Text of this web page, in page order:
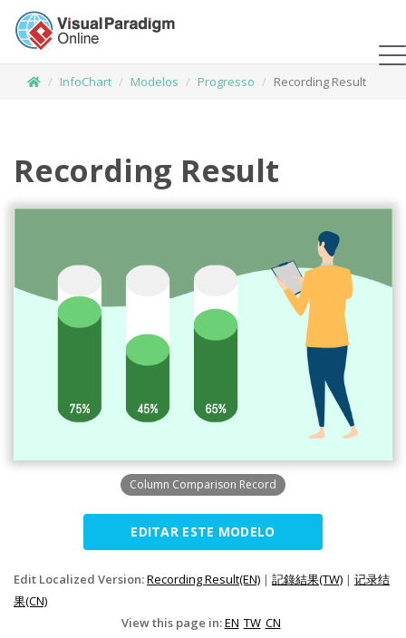
InfoChart Modelos Progresso Recording Result
Recording Result
Column Comparison Record
EDITAR ESTE MODELO
Edit Localized Version:Recording Result(EN) | 記錄結果(TW) | 记录结
果(CN)
View this page in:EN TW CN